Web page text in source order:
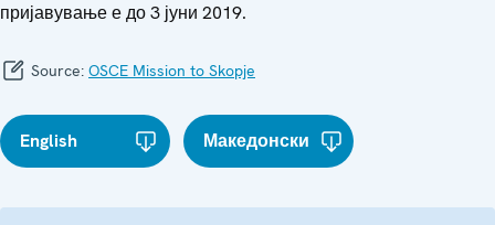
пријавување е до 3 јуни 2019.
Source: OSCE Mission to Skopje
English Македонски